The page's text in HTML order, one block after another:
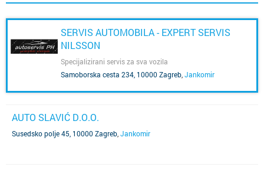
SERVIS AUTOMOBILA - EXPERT SERVIS
NILSSON
Specijalizirani servis za sva vozila
Samoborska cesta 234, 10000 Zagreb Jankomir
AUTO SLAVIĆ D.O.O.
Susedsko polje 45, 10000 Zagreb Jankomir